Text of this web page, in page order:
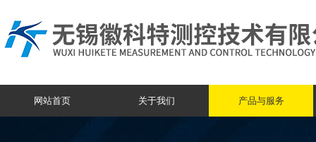
网站首页 关于我们 产品与服务